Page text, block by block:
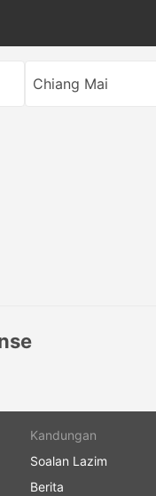
Chiang Mai
Kandungan
Soalan Lazim
Berita